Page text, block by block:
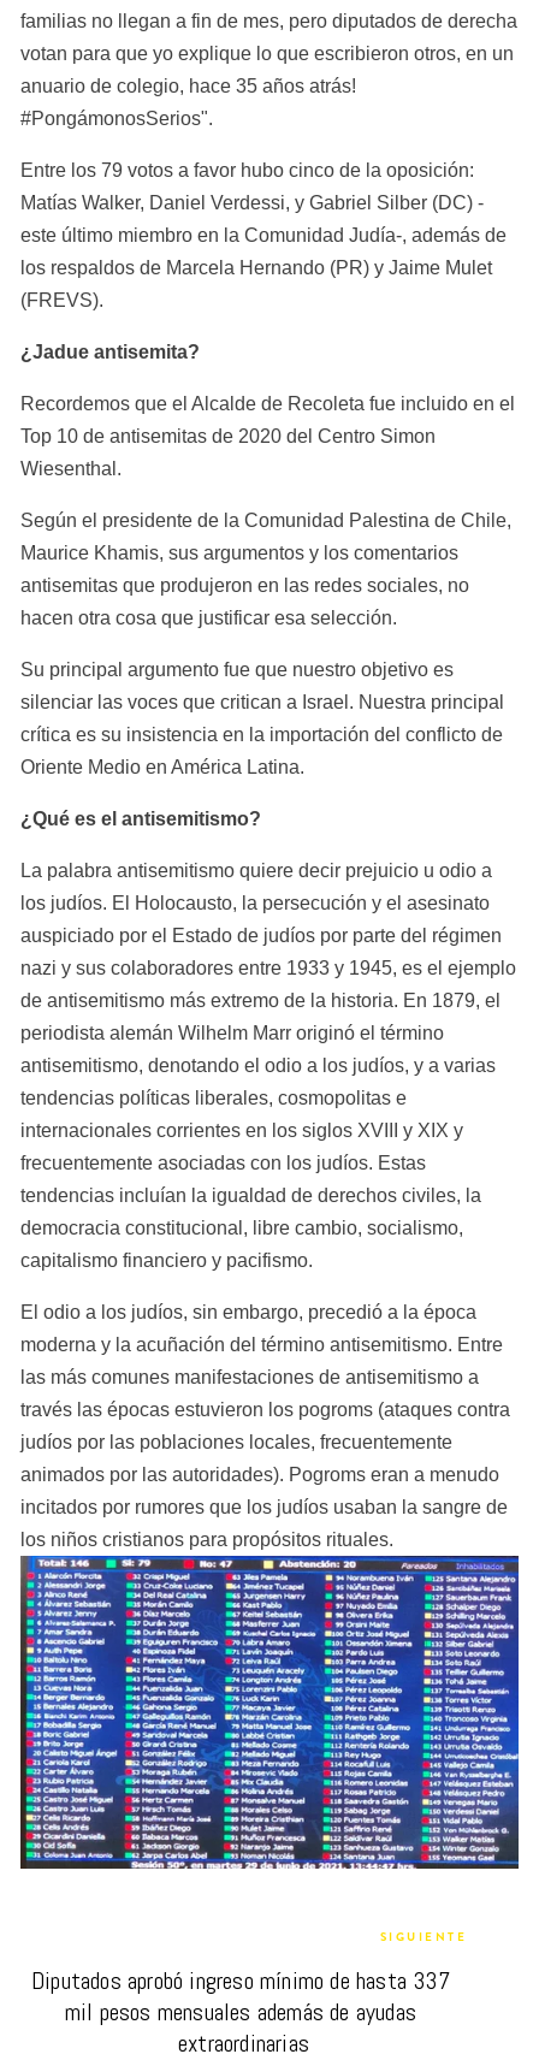
familias no llegan a fin de mes, pero diputados de derecha
votan para que yo explique lo que escribieron otros, en un
anuario de colegio, hace 35 años atrás!
#PongámonosSerios".
Entre los 79 votos a favor hubo cinco de la oposición:
Matías Walker, Daniel Verdessi, y Gabriel Silber (DC) -
este último miembro en la Comunidad Judía-, además de
los respaldos de Marcela Hernando (PR) y Jaime Mulet
(FREVS).
¿Jadue antisemita?
Recordemos que el Alcalde de Recoleta fue incluido en el
Top 10 de antisemitas de 2020 del Centro Simon
Wiesenthal.
Según el presidente de la Comunidad Palestina de Chile,
Maurice Khamis, sus argumentos y los comentarios
antisemitas que produjeron en las redes sociales, no
hacen otra cosa que justificar esa selección.
Su principal argumento fue que nuestro objetivo es
silenciar las voces que critican a Israel. Nuestra principal
crítica es su insistencia en la importación del conflicto de
Oriente Medio en América Latina.
¿Qué es el antisemitismo?
La palabra antisemitismo quiere decir prejuicio u odio a
los judíos. El Holocausto, la persecución y el asesinato
auspiciado por el Estado de judíos por parte del régimen
nazi y sus colaboradores entre 1933 y 1945, es el ejemplo
de antisemitismo más extremo de la historia. En 1879, el
periodista alemán Wilhelm Marr originó el término
antisemitismo, denotando el odio a los judíos, y a varias
tendencias políticas liberales, cosmopolitas e
internacionales corrientes en los siglos XVIII y XIX y
frecuentemente asociadas con los judíos. Estas
tendencias incluían la igualdad de derechos civiles, la
democracia constitucional, libre cambio, socialismo,
capitalismo financiero y pacifismo.
El odio a los judíos, sin embargo, precedió a la época
moderna y la acuñación del término antisemitismo. Entre
las más comunes manifestaciones de antisemitismo a
través las épocas estuvieron los pogroms (ataques contra
judíos por las poblaciones locales, frecuentemente
animados por las autoridades). Pogroms eran a menudo
incitados por rumores que los judíos usaban la sangre de
los niños cristianos para propósitos rituales.
SIGUIENTE
Diputados aprobó ingreso mínimo de hasta 337
mil pesos mensuales además de ayudas
extraordinarias